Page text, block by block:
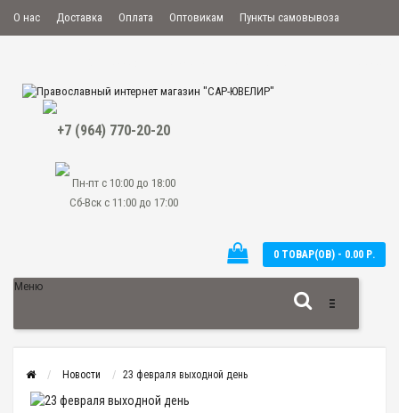
О нас Доставка Оплата Оптовикам Пункты самовывоза
+7 (964) 770-20-20
Пн-пт с 10:00 до 18:00
Сб-Вск с 11:00 до 17:00
0 ТОВАР(ОВ) - 0.00 Р.
Меню
Новости 23 февраля выходной день